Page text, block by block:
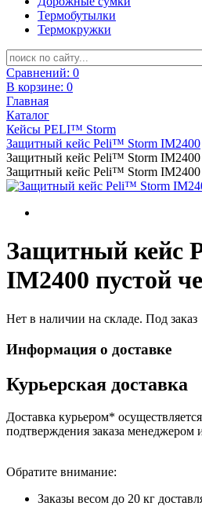
Термобутылки
Термокружки
Сравнений: 0
В корзине: 0
Главная
Каталог
Кейсы PELI™ Storm
Защитный кейс Peli™ Storm IM2400
Защитный кейс Peli™ Storm IM2400
Защитный кейс Peli™ Storm IM2400
Защитный кейс
IM2400 пустой
Нет в наличии на складе. Под заказ
Информация о доставке
Курьерская доставка
Доставка курьером*
подтверждения заказа менеджером
Обратите внимание:
Заказы весом до 20 кг